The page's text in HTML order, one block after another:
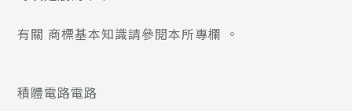
有關 商標基本知識請參閱本所專欄 。
積體電路電路